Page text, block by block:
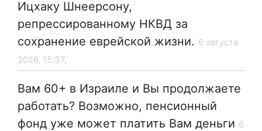
Ицхаку Шнеерсону,
репрессированному НКВД за
сохранение еврейской жизни. 6 августа
2026, 15:37,
Вам 60+ в Израиле и Вы продолжаете
работать? Возможно, пенсионный
фонд уже может платить Вам деньги 6